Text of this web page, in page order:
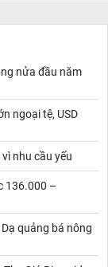
nửa đầu năm
ngoại tệ, USD
nhu cầu yếu
136.000 –
quảng bá nông